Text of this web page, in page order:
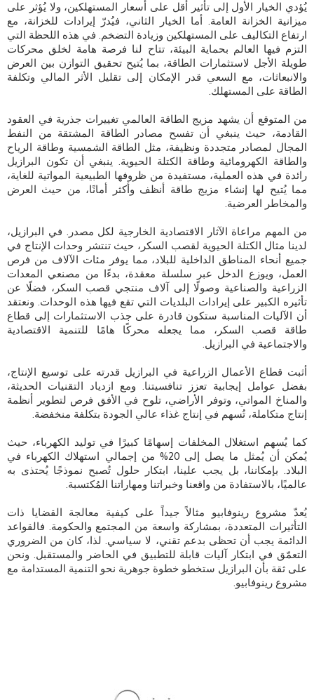
يُؤدي الخيار الأول إلى تأثير أقل على أسعار المستهلكين، ولا يُؤثر على
ميزانية الخزانة العامة. أما الخيار الثاني، فيُدرّ إيرادات للخزانة، مع
ارتفاع التكاليف على المستهلكين وزيادة التضخم. في هذه اللحظة التي
التزم فيها العالم بحماية البيئة، تتاح لنا فرصة هامة لخلق محركات
طويلة الأجل لاستثمارات الطاقة، بما يُتيح تحقيق التوازن بين العرض
والانبعاثات، مع السعي قدر الإمكان إلى تقليل الأثر المالي وتكلفة
الطاقة على المستهلك.
من المتوقع أن يشهد مزيج الطاقة العالمي تغييرات جذرية في العقود
القادمة، حيث ينبغي أن تفسح مصادر الطاقة المشتقة من النفط
المجال لمصادر متجددة ونظيفة، مثل الطاقة الشمسية وطاقة الرياح
والطاقة الكهرومائية وطاقة الكتلة الحيوية. ينبغي أن تكون البرازيل
رائدة في هذه العملية، مستفيدة من ظروفها الطبيعية المواتية للغاية،
مما يُتيح لها إنشاء مزيج طاقة أنظف وأكثر أمانًا، من حيث العرض
والمخاطر العرضية.
من المهم مراعاة الآثار الاقتصادية الخارجية لكل مصدر. في البرازيل،
لدينا مثال الكتلة الحيوية لقصب السكر، حيث تنتشر وحدات الإنتاج في
جميع أنحاء المناطق الداخلية للبلاد، مما يوفر مئات الآلاف من فرص
العمل، ويوزع الدخل عبر سلسلة معقدة، بدءًا من مصنعي المعدات
الزراعية والصناعية وصولًا إلى آلاف منتجي قصب السكر، فضلًا عن
تأثيره الكبير على إيرادات البلديات التي تقع فيها هذه الوحدات. ونعتقد
أن الآليات المناسبة ستكون قادرة على جذب الاستثمارات إلى قطاع
طاقة قصب السكر، مما يجعله محركًا هامًا للتنمية الاقتصادية
والاجتماعية في البرازيل.
أثبت قطاع الأعمال الزراعية في البرازيل قدرته على توسيع الإنتاج،
بفضل عوامل إيجابية تعزز تنافسيتنا. ومع ازدياد التقنيات الحديثة،
والمناخ المواتي، وتوفر الأراضي، تلوح في الأفق فرص لتطوير أنظمة
إنتاج متكاملة، تُسهم في إنتاج غذاء عالي الجودة بتكلفة منخفضة.
كما يُسهم استغلال المخلفات إسهامًا كبيرًا في توليد الكهرباء، حيث
يُمكن أن يُمثل ما يصل إلى 20% من إجمالي استهلاك الكهرباء في
البلاد. بإمكاننا، بل يجب علينا، ابتكار حلول تُصبح نموذجًا يُحتذى به
عالميًا، بالاستفادة من واقعنا وخبراتنا ومهاراتنا المُكتسبة.
يُعدّ مشروع رينوفابيو مثالاً جيداً على كيفية معالجة القضايا ذات
التأثيرات المتعددة، بمشاركة واسعة من المجتمع والحكومة. فالقواعد
الدائمة يجب أن تحظى بدعم تقني، لا سياسي. لذا، كان من الضروري
التعمّق في ابتكار آليات قابلة للتطبيق في الحاضر والمستقبل. ونحن
على ثقة بأن البرازيل ستخطو خطوة جوهرية نحو التنمية المستدامة مع
مشروع رينوفابيو.